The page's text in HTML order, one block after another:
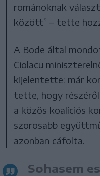
románoknak
között” – tette
A Bode által
Ciolacu
kijelentette: már
tette, hogy
a közös koalíciós
szorosabb
azonban cáfolta.
Sohasem